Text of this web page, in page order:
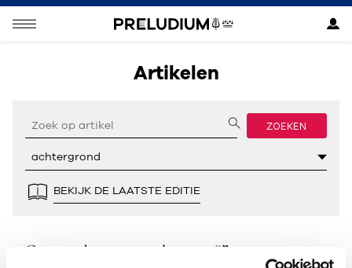
Artikelen
ZOEKEN
BEKIJK DE LAATSTE EDITIE
Geen resultaten gevonden voor “”.